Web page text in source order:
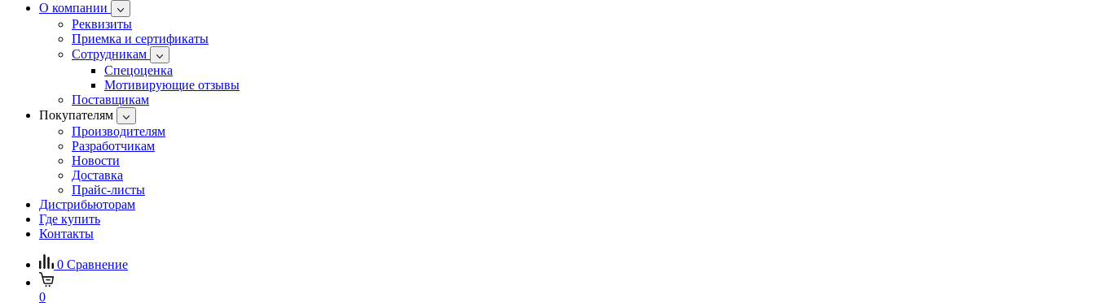
О компании
Реквизиты
Приемка и сертификаты
Сотрудникам
Спецоценка
Мотивирующие отзывы
Поставщикам
Покупателям
Производителям
Разработчикам
Новости
Доставка
Прайс-листы
Дистрибьюторам
Где купить
Контакты
0 Сравнение
0